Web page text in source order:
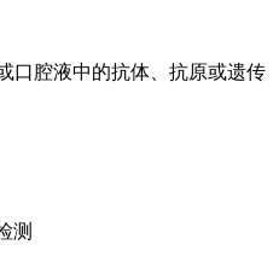
口腔液中的抗体、抗原或遗传
测